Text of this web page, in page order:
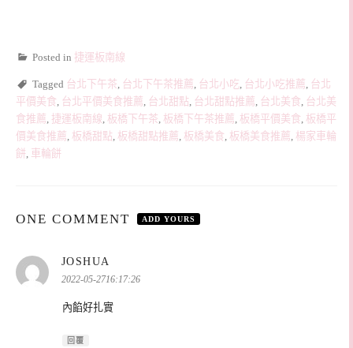
Posted in 捷運板南線
Tagged 台北下午茶, 台北下午茶推薦, 台北小吃, 台北小吃推薦, 台北
平價美食, 台北平價美食推薦, 台北甜點, 台北甜點推薦, 台北美食, 台北美
食推薦, 捷運板南線, 板橋下午茶, 板橋下午茶推薦, 板橋平價美食, 板橋平
價美食推薦, 板橋甜點, 板橋甜點推薦, 板橋美食, 板橋美食推薦, 楊家車輪
餅, 車輪餅
ONE COMMENT ADD YOURS
JOSHUA
示:
2022-05-2716:17:26
內餡好扎實
回覆